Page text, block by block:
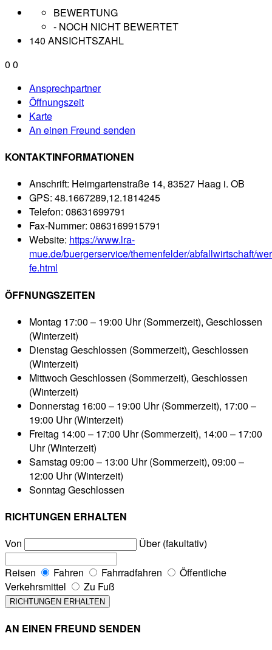
BEWERTUNG
- NOCH NICHT BEWERTET
140 ANSICHTSZAHL
0 0
Ansprechpartner
Öffnungszeit
Karte
An einen Freund senden
KONTAKTINFORMATIONEN
Anschrift: Heimgartenstraße 14, 83527 Haag i. OB
GPS: 48.1667289,12.1814245
Telefon: 08631699791
Fax-Nummer: 0863169915791
Website: https://www.lra-
mue.de/buergerservice/themenfelder/abfallwirtschaft/
fe.html
ÖFFNUNGSZEITEN
Montag 17:00 – 19:00 Uhr (Sommerzeit), Geschlossen
(Winterzeit)
Dienstag Geschlossen (Sommerzeit), Geschlossen
(Winterzeit)
Mittwoch Geschlossen (Sommerzeit), Geschlossen
(Winterzeit)
Donnerstag 16:00 – 19:00 Uhr (Sommerzeit), 17:00 –
19:00 Uhr (Winterzeit)
Freitag 14:00 – 17:00 Uhr (Sommerzeit), 14:00 – 17:00
Uhr (Winterzeit)
Samstag 09:00 – 13:00 Uhr (Sommerzeit), 09:00 –
12:00 Uhr (Winterzeit)
Sonntag Geschlossen
RICHTUNGEN ERHALTEN
Von
Über (fakultativ)
Reisen Fahren Fahrradfahren
Öffentliche
Verkehrsmittel
Zu Fuß
AN EINEN FREUND SENDEN